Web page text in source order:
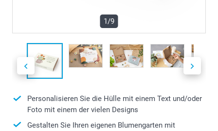
1/9
Personalisieren Sie die Hülle mit einem Text und/oder
Foto mit einem der vielen Designs
Gestalten Sie Ihren eigenen Blumengarten mit